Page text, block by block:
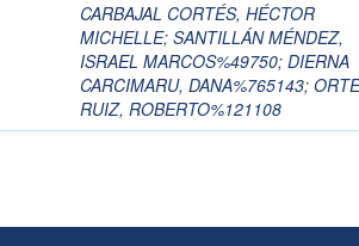
CARBAJAL CORTÉS, HÉCTOR
MICHELLE; SANTILLÁN MÉNDEZ,
ISRAEL MARCOS%49750; DIERNA
CARCIMARU, DANA%765143;
RUIZ, ROBERTO%121108